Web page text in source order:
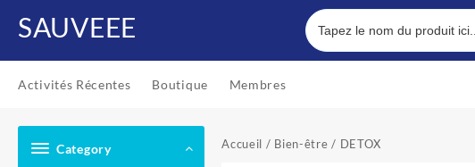
SAUVEEE
Activités Récentes Boutique Membres
Category Accueil / Bien-être / DETOX